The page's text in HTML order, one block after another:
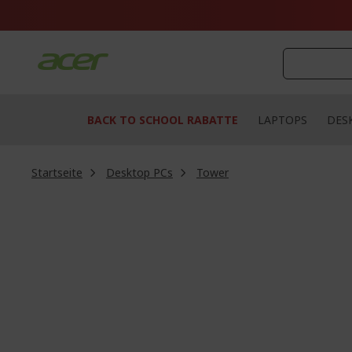
BACK TO SCHOOL RABATTE LAPTOPS
Startseite Desktop PCs
Tower